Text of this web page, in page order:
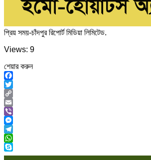
প্রিয় সময়-চাঁদপুর রিপোর্ট মিডিয়া লিমিটেড.
Views: 9
শেয়ার করুন
Facebook
Twitter
Copy
Link
Email
Viber
Messenger
Telegram
WhatsApp
Skype